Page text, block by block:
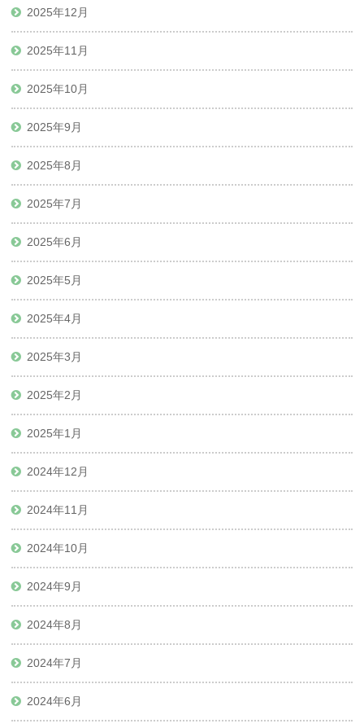
2025年12月
2025年11月
2025年10月
2025年9月
2025年8月
2025年7月
2025年6月
2025年5月
2025年4月
2025年3月
2025年2月
2025年1月
2024年12月
2024年11月
2024年10月
2024年9月
2024年8月
2024年7月
2024年6月